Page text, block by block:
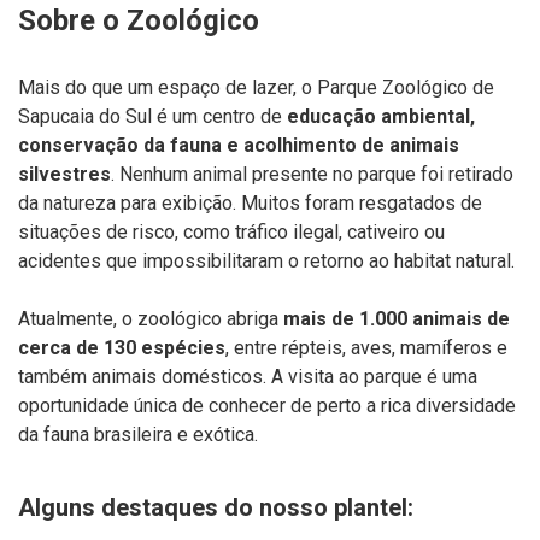
Sobre o Zoológico
Mais do que um espaço de lazer, o Parque Zoológico de
Sapucaia do Sul é um centro de educação ambiental,
conservação da fauna e acolhimento de animais
silvestres. Nenhum animal presente no parque foi retirado
da natureza para exibição. Muitos foram resgatados de
situações de risco, como tráfico ilegal, cativeiro ou
acidentes que impossibilitaram o retorno ao habitat natural.
Atualmente, o zoológico abriga mais de 1.000 animais de
cerca de 130 espécies, entre répteis, aves, mamíferos e
também animais domésticos. A visita ao parque é uma
oportunidade única de conhecer de perto a rica diversidade
da fauna brasileira e exótica.
Alguns destaques do nosso plantel: